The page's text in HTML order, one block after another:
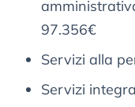
97.356€
Servizi alla
Servizi